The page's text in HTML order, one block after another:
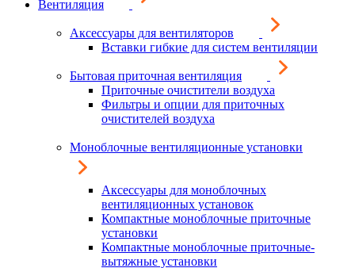
Вентиляция
Аксессуары для вентиляторов
Вставки гибкие для систем вентиляции
Бытовая приточная вентиляция
Приточные очистители воздуха
Фильтры и опции для приточных
очистителей воздуха
Моноблочные вентиляционные установки
Аксессуары для моноблочных
вентиляционных установок
Компактные моноблочные приточные
установки
Компактные моноблочные приточные-
вытяжные установки